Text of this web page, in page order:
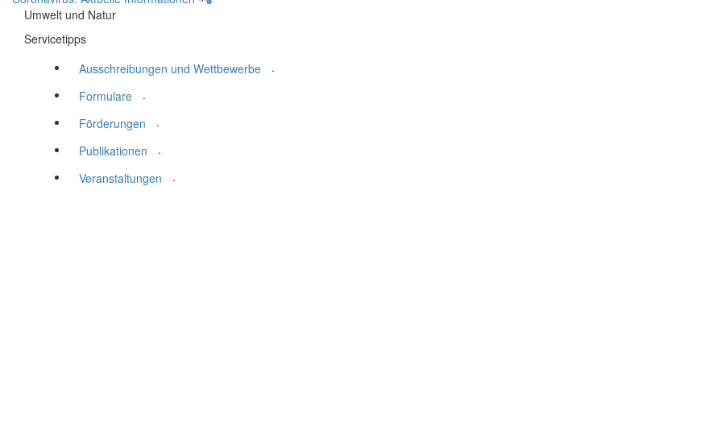
Umwelt und Natur
Servicetipps
Ausschreibungen und Wettbewerbe
.
Formulare
.
Förderungen
.
Publikationen
.
Veranstaltungen
.